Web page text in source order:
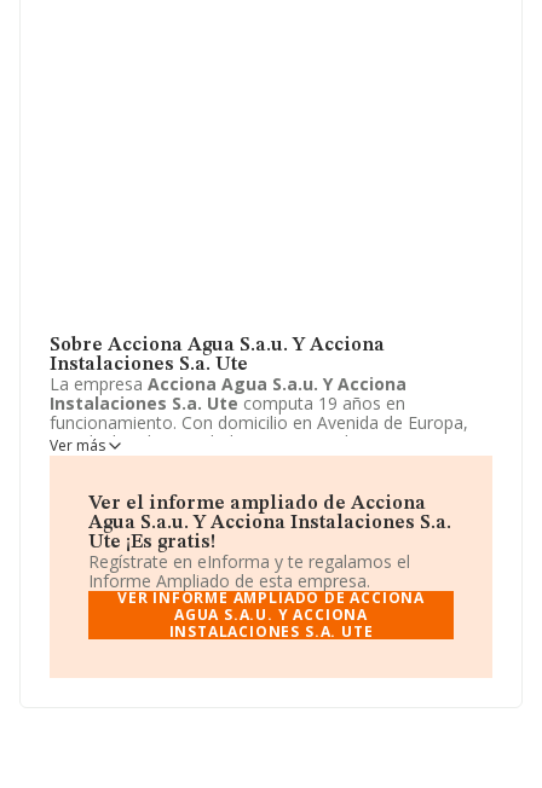
Sobre Acciona Agua S.a.u. Y Acciona
Instalaciones S.a. Ute
La empresa Acciona Agua S.a.u. Y Acciona
Instalaciones S.a. Ute computa 19 años en
funcionamiento. Con domicilio en Avenida de Europa,
22, Alcobendas, Madrid se encuentra la empresa
Acciona Agua S.a.u. Y Acciona Instalaciones S.a.
asociativas n.c.o.p..Acciona Agua S.a.u. Y Acciona
Instalaciones S.a. Uteestá definida como Unión
temporal de empresas.
Ver más
Ver el informe ampliado de Acciona
Agua S.a.u. Y Acciona Instalaciones S.a.
Ute ¡Es gratis!
Regístrate en eInforma y te regalamos el
Informe Ampliado de esta empresa.
VER INFORME AMPLIADO DE ACCIONA
AGUA S.A.U. Y ACCIONA
INSTALACIONES S.A. UTE